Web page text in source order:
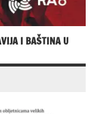
I BAŠTINA U